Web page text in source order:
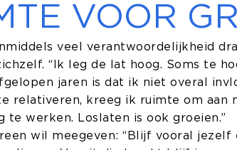
VOOR
veel verantwoordelijkheid
“Ik leg de lat hoog. Soms te
jaren is dat ik niet overal
relativeren, kreeg ik ruimte om aan
te werken. Loslaten is ook groeien.”
wil meegeven: “Blijf vooral jezelf